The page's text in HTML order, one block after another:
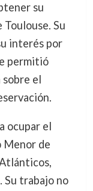
su
Su
interés por
permitió
el
ocupar el
Menor de
Su trabajo no